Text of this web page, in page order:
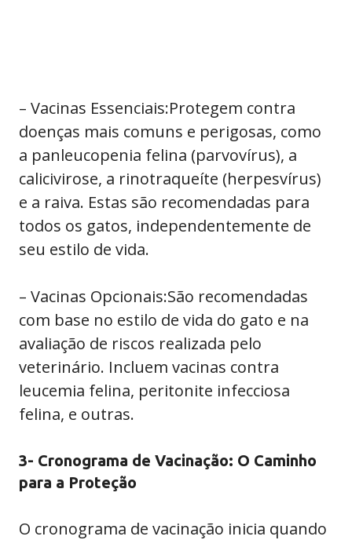
– Vacinas Essenciais:Protegem contra
doenças mais comuns e perigosas, como
a panleucopenia felina (parvovírus), a
calicivirose, a rinotraqueíte (herpesvírus)
e a raiva. Estas são recomendadas para
todos os gatos, independentemente de
seu estilo de vida.
– Vacinas Opcionais:São recomendadas
com base no estilo de vida do gato e na
avaliação de riscos realizada pelo
veterinário. Incluem vacinas contra
leucemia felina, peritonite infecciosa
felina, e outras.
3- Cronograma de Vacinação: O Caminho
para a Proteção
O cronograma de vacinação inicia quando